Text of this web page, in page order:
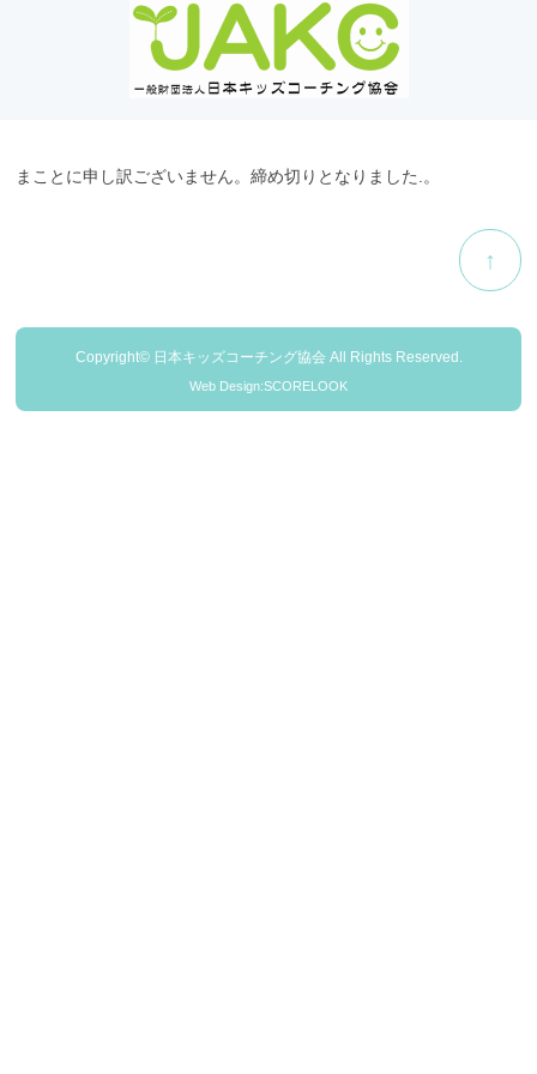
まことに申し訳ございません。締め切りとなりました.。
↑
Copyright© 日本キッズコーチング協会 All Rights Reserved.
Web Design:SCORELOOK